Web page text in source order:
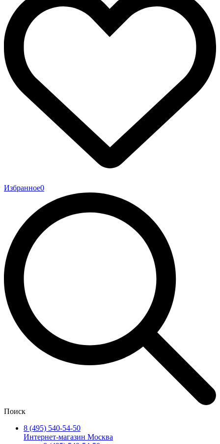
Избранное0
Поиск
8 (495) 540-54-50
Интернет-магазин Москва